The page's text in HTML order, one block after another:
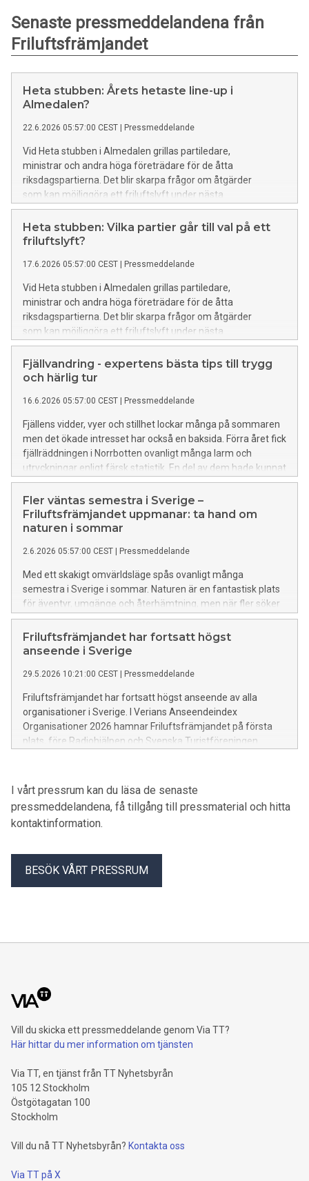
Senaste pressmeddelandena från
Friluftsfrämjandet
Heta stubben: Årets hetaste line-up i
Almedalen?
22.6.2026 05:57:00 CEST Pressmeddelande
Vid Heta stubben i Almedalen grillas partiledare,
ministrar och andra höga företrädare för de åtta
riksdagspartierna. Det blir skarpa frågor om åtgärder
som kan möjliggöra ett friluftslyft under nästa
mandatperiod. Även ärkebiskopen, myndighetschefer,
försvarsföreträdare och makthavare
inom civilsamhället gästar Heta stubben för ett samtal
Heta stubben: Vilka partier går till val på ett
friluftslyft?
17.6.2026 05:57:00 CEST Pressmeddelande
Vid Heta stubben i Almedalen grillas partiledare,
ministrar och andra höga företrädare för de åtta
riksdagspartierna. Det blir skarpa frågor om åtgärder
som kan möjliggöra ett friluftslyft under nästa
mandatperiod. Även ärkebiskopen, myndighetschefer,
försvarsföreträdare och makthavare
inom civilsamhället slår sig ner på Heta stubben för
Fjällvandring - expertens bästa tips till trygg
och härlig tur
16.6.2026 05:57:00 CEST Pressmeddelande
Fjällens vidder, vyer och stillhet lockar många på sommaren
men det ökade intresset har också en baksida. Förra året fick
fjällräddningen i Norrbotten ovanligt många larm och
utryckningar enligt färsk statistik. En del av dem hade kunnat
undvikas med bättre förberedelser, både i packningen och
hemma vid köksbordet.
Fler väntas semestra i Sverige –
Friluftsfrämjandet uppmanar: ta hand om
naturen i sommar
2.6.2026 05:57:00 CEST Pressmeddelande
Med ett skakigt omvärldsläge spås ovanligt många
semestra i Sverige i sommar. Naturen är en fantastisk plats
för äventyr, umgänge och återhämtning, men när fler söker
sig ut ökar också slitaget på populära platser. Nu uppmanar
Friluftsfrämjandet alla som semestrar hemma att njuta av
naturen med omtanke.
Friluftsfrämjandet har fortsatt högst
anseende i Sverige
29.5.2026 10:21:00 CEST Pressmeddelande
Friluftsfrämjandet har fortsatt högst anseende av alla
organisationer i Sverige. I Verians Anseendeindex
Organisationer 2026 hamnar Friluftsfrämjandet på första
plats, före Radiohjälpen och Svenska Turistföreningen.
I vårt pressrum kan du läsa de senaste
pressmeddelandena, få tillgång till pressmaterial och hitta
kontaktinformation.
BESÖK VÅRT PRESSRUM
Vill du skicka ett pressmeddelande genom Via TT?
Här hittar du mer information om tjänsten
Via TT, en tjänst från TT Nyhetsbyrån
105 12 Stockholm
Östgötagatan 100
Stockholm
Vill du nå TT Nyhetsbyrån? Kontakta oss
Via TT på X